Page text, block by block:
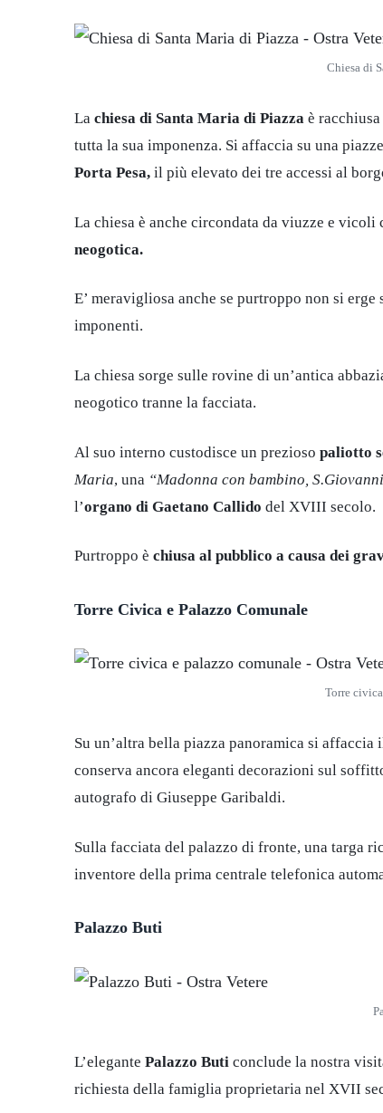
Chiesa di
La chiesa di Santa Maria di Piazza è
tutta la sua imponenza. Si affaccia su una
Porta Pesa, il più elevato dei tre accessi al
La chiesa è anche circondata da viuzze e vicoli
neogotica.
E’ meravigliosa anche se purtroppo non si
imponenti.
La chiesa sorge sulle rovine di un’antica
neogotico tranne la facciata.
Al suo interno custodisce un prezioso paliotto
Maria, una “Madonna con bambino,
l’organo di Gaetano Callido del XVIII secolo.
Purtroppo è chiusa al pubblico a causa dei
Torre Civica e Palazzo Comunale
Torre
Su un’altra bella piazza panoramica si
conserva ancora eleganti decorazioni sul
autografo di Giuseppe Garibaldi.
Sulla facciata del palazzo di fronte, una targa
inventore della prima centrale telefonica
Palazzo Buti
L’elegante Palazzo Buti conclude la nostra
richiesta della famiglia proprietaria nel XVII